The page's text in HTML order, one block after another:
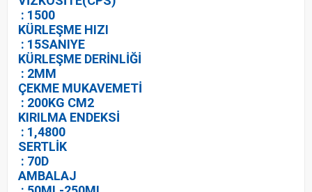
: 1500
KÜRLEŞME HIZI
: 15SANIYE
KÜRLEŞME DERİNLİĞİ
: 2MM
ÇEKME MUKAVEMETİ
: 200KG CM2
KIRILMA ENDEKSİ
: 1,4800
SERTLİK
: 70D
AMBALAJ